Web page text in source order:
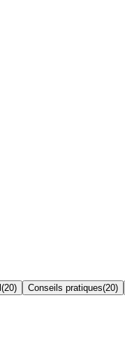
(20) Conseils pratiques(20)